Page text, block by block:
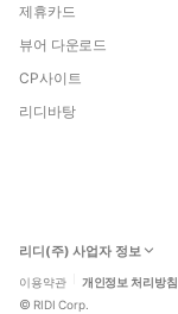
제휴카드
뷰어 다운로드
CP사이트
리디바탕
리디(주) 사업자 정보
이용약관 개인정보 처리방침
© RIDI Corp.